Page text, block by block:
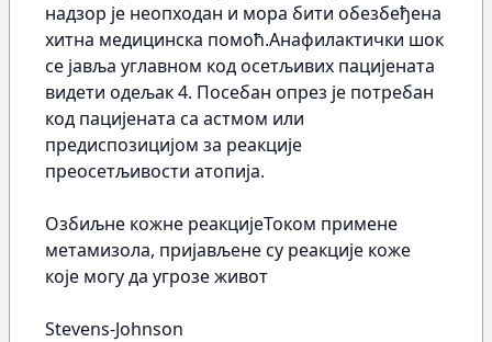
надзор је неопходан и мора бити обезбеђена
хитна медицинска помоћ.Анафилактички шок
се јавља углавном код осетљивих пацијената
видети одељак 4. Посебан опрез је потребан
код пацијената са астмом или
предиспозицијом за реакције
преосетљивости атопија.
Озбиљне кожне реакцијеТоком примене
метамизола, пријављене су реакције коже
које могу да угрозе живот
Stevens-Johnson